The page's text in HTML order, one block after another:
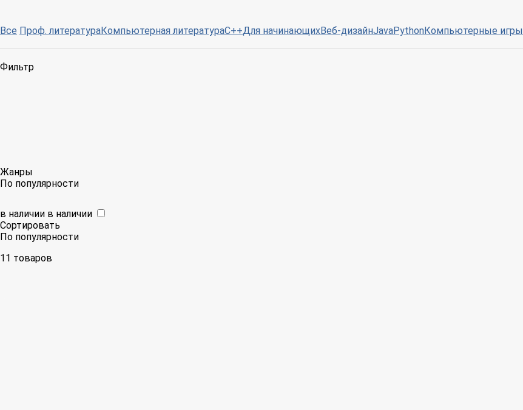
Все Проф. литератураКомпьютерная литератураС++Для начинающихВеб-дизайнJavaPythonКомпьютерные игры
Фильтр
Жанры
По популярности
в наличии в наличии
Сортировать
По популярности
11 товаров